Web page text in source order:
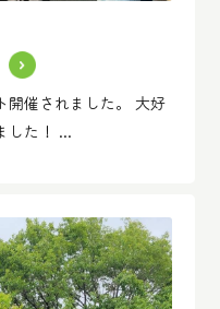
開催されました。 大好
した！ ...